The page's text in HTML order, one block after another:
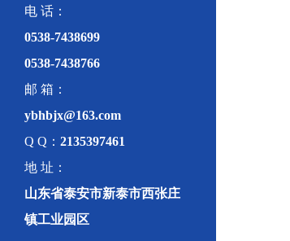
电 话：
0538-7438699
0538-7438766
邮 箱：
ybhbjx@163.com
Q Q： 2135397461
地 址：
山东省泰安市新泰市西张庄
镇工业园区